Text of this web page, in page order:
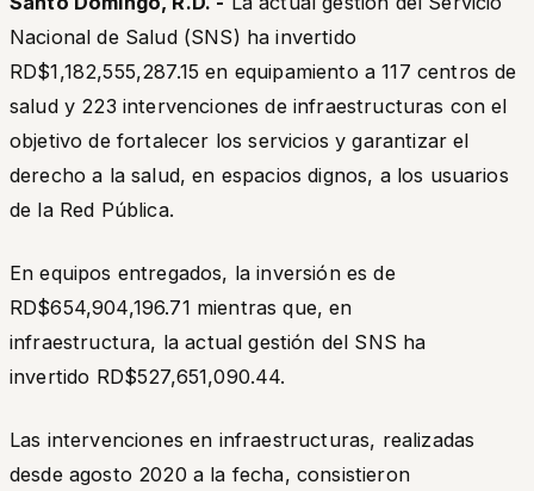
Nacional de Salud (SNS) ha invertido
RD$1,182,555,287.15 en equipamiento a 117 centros de
salud y 223 intervenciones de infraestructuras con el
objetivo de fortalecer los servicios y garantizar el
derecho a la salud, en espacios dignos, a los usuarios
de la Red Pública.
En equipos entregados, la inversión es de
RD$654,904,196.71 mientras que, en
infraestructura, la actual gestión del SNS ha
invertido RD$527,651,090.44.
Las intervenciones en infraestructuras, realizadas
desde agosto 2020 a la fecha, consistieron